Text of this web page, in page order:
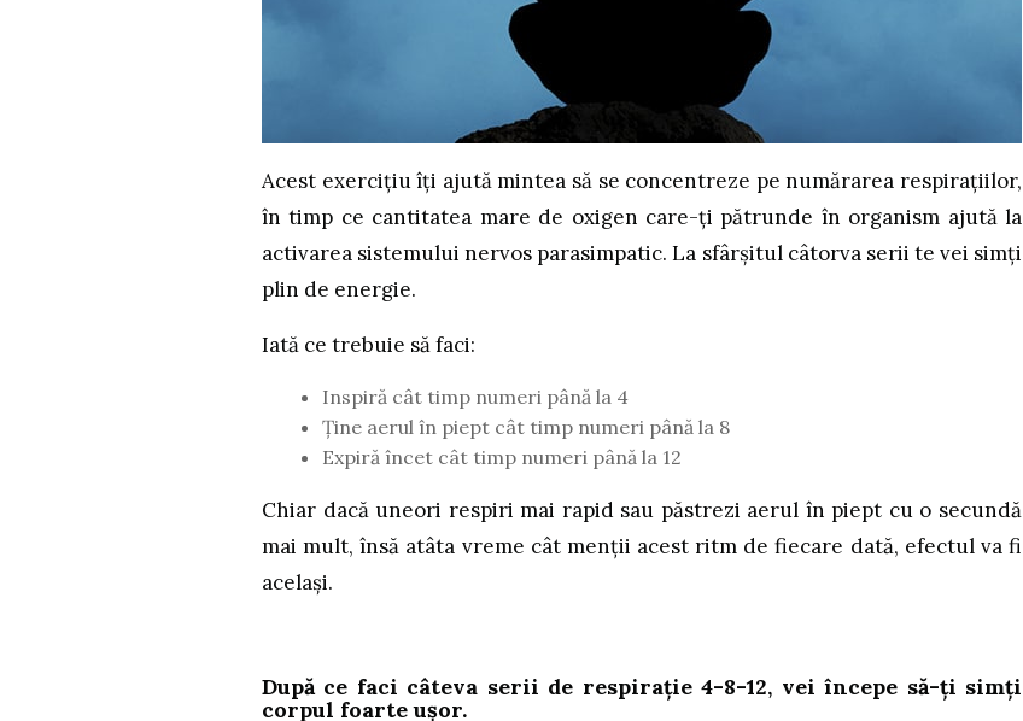
Acest exercițiu îți ajută mintea să se concentreze pe numărarea respirațiilor,
în timp ce cantitatea mare de oxigen care-ți pătrunde în organism ajută la
activarea sistemului nervos parasimpatic. La sfârșitul câtorva serii te vei simți
plin de energie.
Iată ce trebuie să faci:
Inspiră cât timp numeri până la 4
Ține aerul în piept cât timp numeri până la 8
Expiră încet cât timp numeri până la 12
Chiar dacă uneori respiri mai rapid sau păstrezi aerul în piept cu o secundă
mai mult, însă atâta vreme cât menții acest ritm de fiecare dată, efectul va fi
același.
După ce faci câteva serii de respirație 4-8-12, vei începe să-ți simți
corpul foarte ușor.